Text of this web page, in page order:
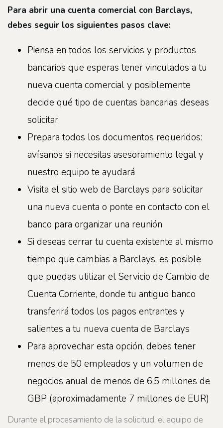
Para abrir una cuenta comercial con Barclays,
debes seguir los siguientes pasos clave:
Piensa en todos los servicios y productos
bancarios que esperas tener vinculados a tu
nueva cuenta comercial y posiblemente
decide qué tipo de cuentas bancarias deseas
solicitar
Prepara todos los documentos requeridos:
avísanos si necesitas asesoramiento legal y
nuestro equipo te ayudará
Visita el sitio web de Barclays para solicitar
una nueva cuenta o ponte en contacto con el
banco para organizar una reunión
Si deseas cerrar tu cuenta existente al mismo
tiempo que cambias a Barclays, es posible
que puedas utilizar el Servicio de Cambio de
Cuenta Corriente, donde tu antiguo banco
transferirá todos los pagos entrantes y
salientes a tu nueva cuenta de Barclays
Para aprovechar esta opción, debes tener
menos de 50 empleados y un volumen de
negocios anual de menos de 6,5 millones de
GBP (aproximadamente 7 millones de EUR)
Durante el procesamiento de la solicitud, el equipo de